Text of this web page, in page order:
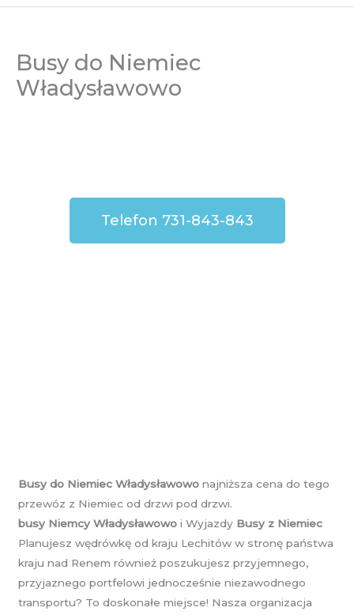
Busy do Niemiec
Władysławowo
Telefon 731-843-843
Busy do Niemiec Władysławowo najniższa cena do tego
przewóz z Niemiec od drzwi pod drzwi.
busy Niemcy Władysławowo i Wyjazdy Busy z Niemiec
Planujesz wędrówkę od kraju Lechitów w stronę państwa
kraju nad Renem również poszukujesz przyjemnego,
przyjaznego portfelowi jednocześnie niezawodnego
transportu? To doskonałe miejsce! Nasza organizacja